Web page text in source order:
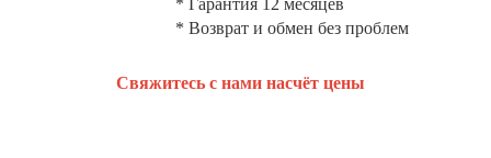
* Гарантия 12 месяцев
* Возврат и обмен без проблем
Свяжитесь с нами насчёт цены